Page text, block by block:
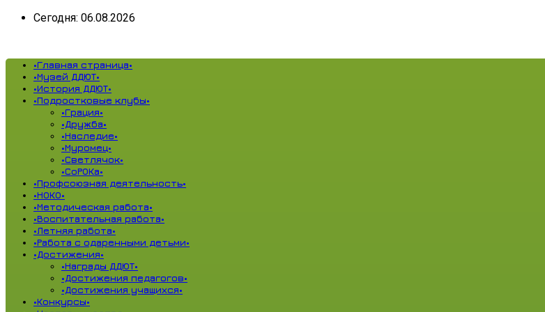
Сегодня: 06.08.2026
•Главная страница•
•Музей ДДЮТ•
•История ДДЮТ•
•Подростковые клубы•
•Грация•
•Дружба•
•Наследие•
•Муромец•
•Светлячок•
•СоРОКа•
•Профсоюзная деятельность•
•НОКО•
•Методическая работа•
•Воспитательная работа•
•Летняя работа•
•Работа с одаренными детьми•
•Достижения•
•Награды ДДЮТ•
•Достижения педагогов•
•Достижения учащихся•
•Конкурсы•